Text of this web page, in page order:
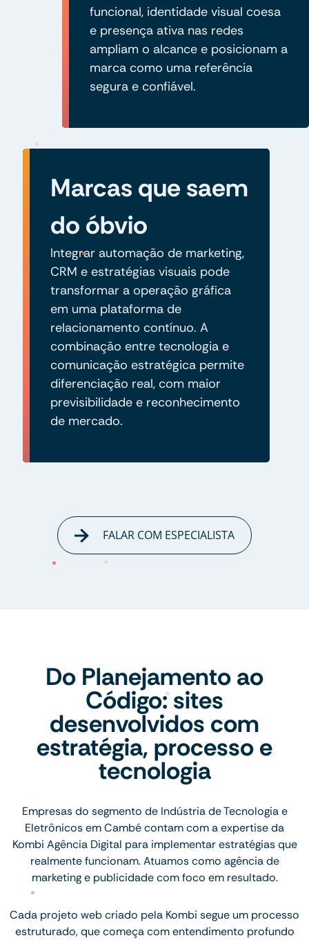
funcional, identidade visual coesa
e presença ativa nas redes
ampliam o alcance e posicionam a
marca como uma referência
segura e confiável.
Marcas que saem
do óbvio
Integrar automação de marketing,
CRM e estratégias visuais pode
transformar a operação gráfica
em uma plataforma de
relacionamento contínuo. A
combinação entre tecnologia e
comunicação estratégica permite
diferenciação real, com maior
previsibilidade e reconhecimento
de mercado.
FALAR COM ESPECIALISTA
Do Planejamento ao
Código: sites
desenvolvidos com
estratégia, processo e
tecnologia
Empresas do segmento de Indústria de Tecnologia e
Eletrônicos em Cambé contam com a expertise da
Kombi Agência Digital para implementar estratégias que
realmente funcionam. Atuamos como agência de
marketing e publicidade com foco em resultado.
Cada projeto web criado pela Kombi segue um processo
estruturado, que começa com entendimento profundo